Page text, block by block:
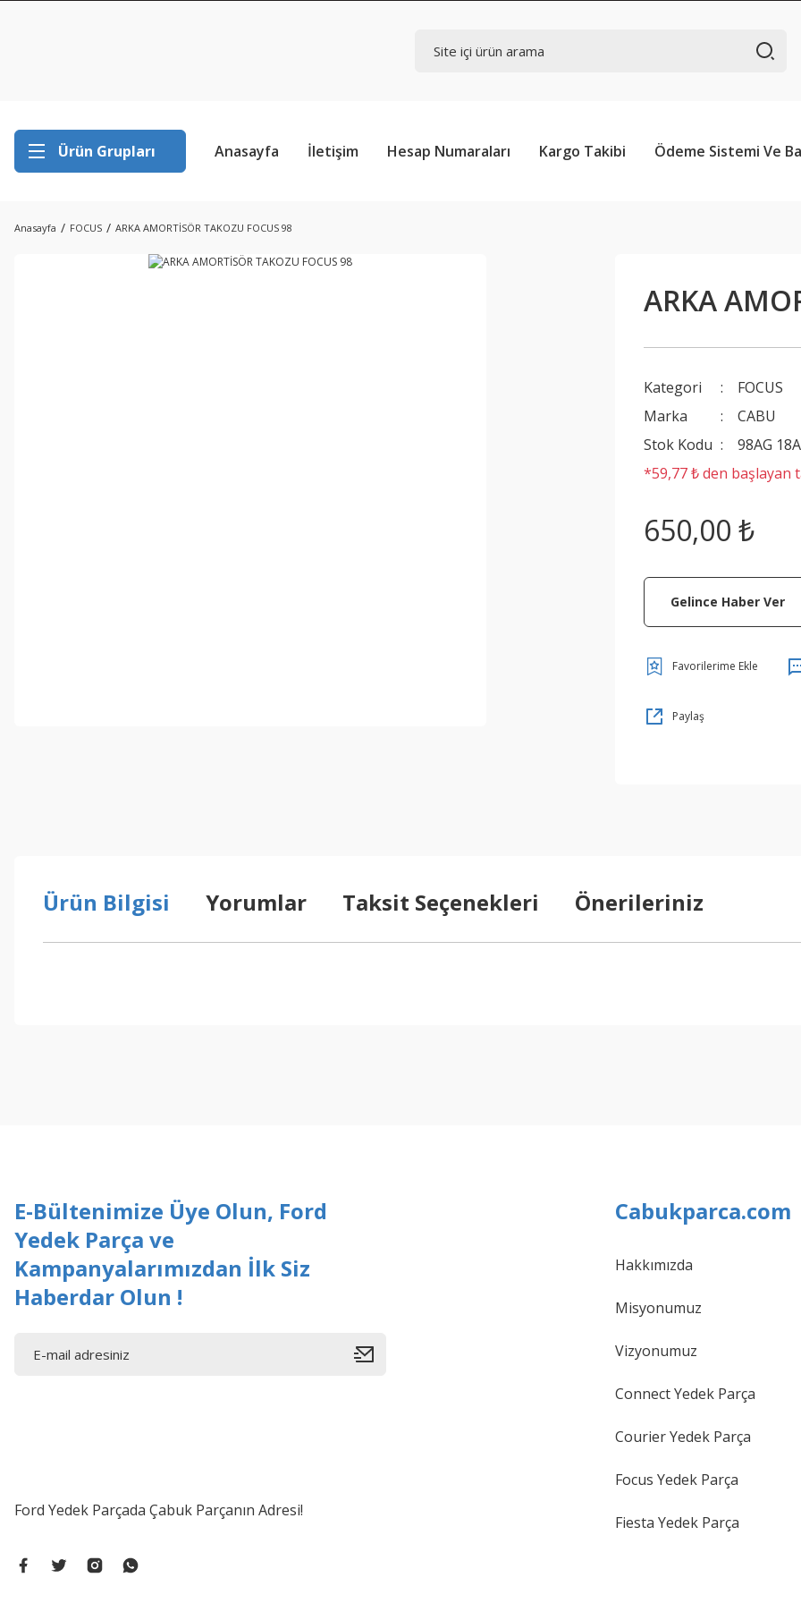
Ürün Grupları Anasayfa İletişim Hesap Numaraları Kargo Takibi Ödeme Sistemi Ve
Anasayfa FOCUS ARKA AMORTİSÖR TAKOZU FOCUS 98
ARKA
Kategori
FOCUS
Marka
CABU
Stok Kodu
98AG
*59,77 ₺ den başlayan
650,00 ₺
Gelince Haber Ver
Paylaş
Ürün Bilgisi Yorumlar Taksit Seçenekleri Önerileriniz
E-Bültenimize Üye Olun, Ford
Yedek Parça ve
Kampanyalarımızdan İlk Siz
Haberdar Olun !
Ford Yedek Parçada Çabuk Parçanın Adresi!
Cabukparca.com
Hakkımızda
Misyonumuz
Vizyonumuz
Connect Yedek Parça
Courier Yedek Parça
Focus Yedek Parça
Fiesta Yedek Parça